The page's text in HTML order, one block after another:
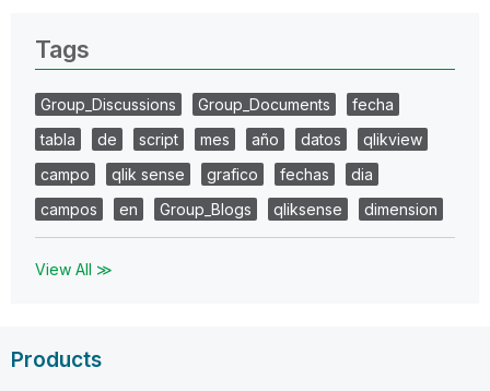
Tags
Group_Discussions Group_Documents
fecha
tabla
de script mes año datos
qlikview
campo
qlik sense grafico fechas
dia
campos
en Group_Blogs qliksense dimension
View All ≫
Products